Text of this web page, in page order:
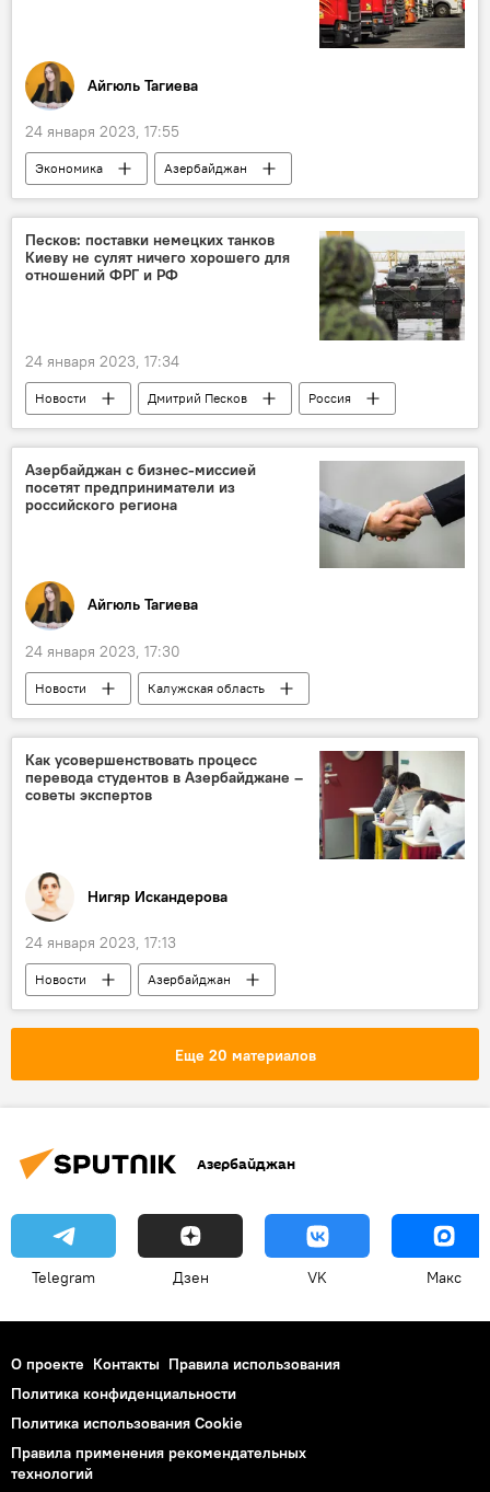
Айгюль Тагиева
24 января 2023, 17:55
Экономика
Азербайджан
Милли Меджлис
Грузоперевозки
Россия
Турция
Песков: поставки немецких танков
Киеву не сулят ничего хорошего для
отношений ФРГ и РФ
24 января 2023, 17:34
Новости Дмитрий Песков
Россия
Германия
отношения
Киев
танки Leopard
Азербайджан с бизнес-миссией
посетят предприниматели из
российского региона
Айгюль Тагиева
24 января 2023, 17:30
Новости
Калужская область
Бизнес-миссия
Азербайджан
Как усовершенствовать процесс
перевода студентов в Азербайджане –
советы экспертов
Нигяр Искандерова
24 января 2023, 17:13
Новости
Азербайджан
Образование
Общество
Еще 20 материалов
Азербайджан
Telegram Дзен VK Макс
О проекте Контакты Правила использования
Политика конфиденциальности
Политика использования Cookie
Правила применения рекомендательных
технологий